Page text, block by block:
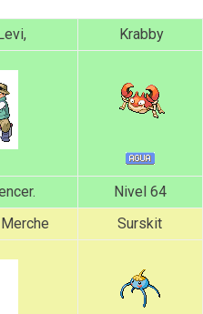
Krabby
Nivel 64
Surskit